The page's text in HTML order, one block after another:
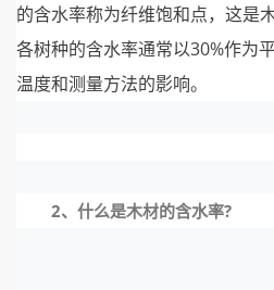
的含水率称为纤维饱和点，这是
各树种的含水率通常以30%作为
温度和测量方法的影响。
2、什么是木材的含水率?